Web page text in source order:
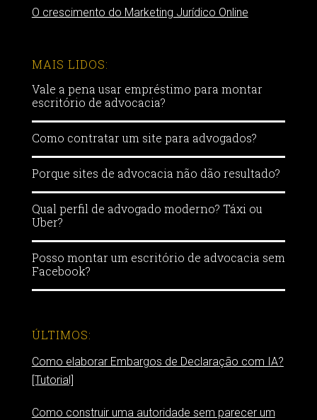
O crescimento do Marketing Jurídico Online
MAIS LIDOS:
Vale a pena usar empréstimo para montar
escritório de advocacia?
Como contratar um site para advogados?
Porque sites de advocacia não dão resultado?
Qual perfil de advogado moderno? Táxi ou
Uber?
Posso montar um escritório de advocacia sem
Facebook?
ÚLTIMOS:
Como elaborar Embargos de Declaração com IA?
[Tutorial]
Como construir uma autoridade sem parecer um